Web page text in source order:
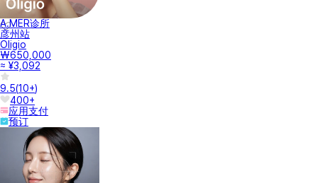
A.MER诊所
彦州站
Oligio
₩650,000
≈ ¥3,092
9.5(10+)
400+
应用支付
预订